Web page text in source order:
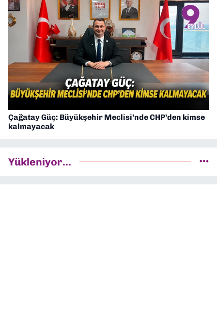
Çağatay Güç: Büyükşehir Meclisi’nde CHP’den kimse
kalmayacak
Yükleniyor...